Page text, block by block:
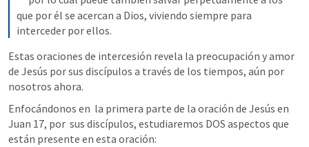
que por él se acercan a Dios, viviendo siempre para
interceder por ellos.
Estas oraciones de intercesión revela la preocupación y amor
de Jesús por sus discípulos a través de los tiempos, aún por
nosotros ahora.
Juan 17, por  sus discípulos, estudiaremos DOS aspectos que
están presente en esta oración: